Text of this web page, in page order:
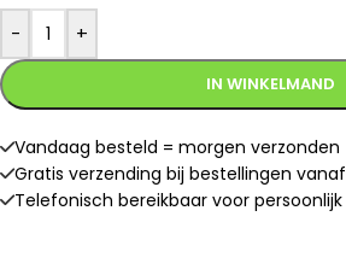
- +
IN WINKELMAND
Vandaag besteld = morgen verzonden
Gratis verzending bij bestellingen
Telefonisch bereikbaar voor